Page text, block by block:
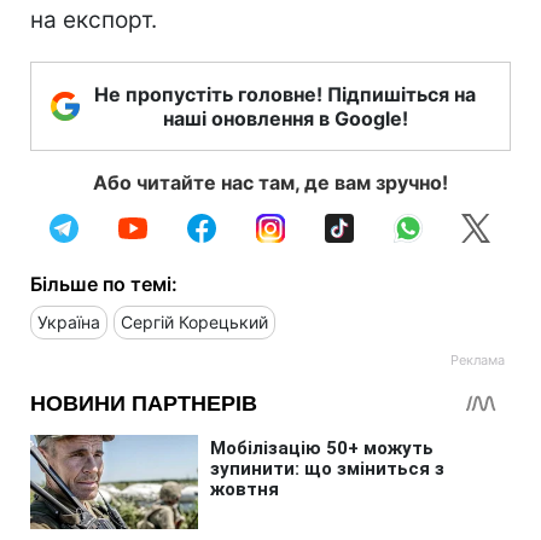
на експорт.
Не пропустіть головне! Підпишіться на
наші оновлення в Google!
Або читайте нас там, де вам зручно!
Більше по темі:
Україна Сергій Корецький